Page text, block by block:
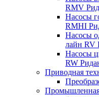
RMV
Насосы
RMHI
Насосы
лайн RV
Насосы
RW
Приводная
Промышленная